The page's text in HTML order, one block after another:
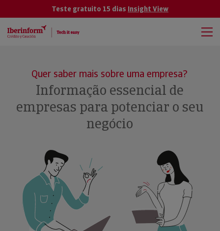
Teste gratuito 15 dias Insight View
Quer saber mais sobre uma empresa?
Informação essencial de
empresas para potenciar o seu
negócio